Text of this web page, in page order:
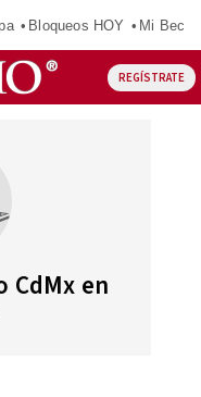
Bloqueos HOY Mi Beca
REGÍSTRATE
CdMx en